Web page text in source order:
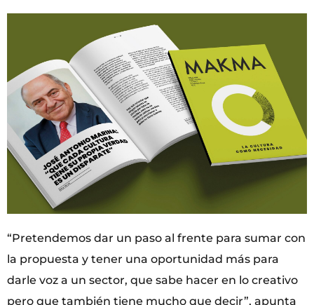
“Pretendemos dar un paso al frente para sumar con
la propuesta y tener una oportunidad más para
darle voz a un sector, que sabe hacer en lo creativo
pero que también tiene mucho que decir”, apunta